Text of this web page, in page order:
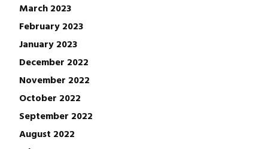
March 2023
February 2023
January 2023
December 2022
November 2022
October 2022
September 2022
August 2022